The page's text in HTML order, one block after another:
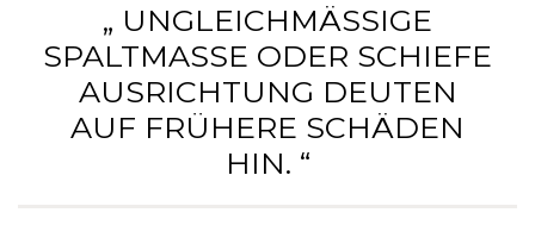
„ UNGLEICHMÄSSIGE S
PALTMASSE ODER SCHIEFE AU
SRICHTUNG DEUTEN AU
F FRÜHERE SCHÄDEN HI
N. “